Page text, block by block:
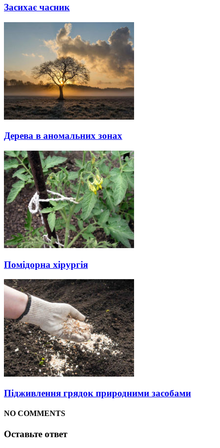
Засихає часник
Дерева в аномальних зонах
Помідорна хірургія
Підживлення грядок природними засобами
NO COMMENTS
Оставьте ответ